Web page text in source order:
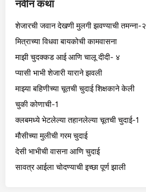
नवीन कथा
शेजारची जवान देखणी मुलगी झवण्याची तमन्ना-२
मित्राच्या विधवा बायकोची कामवासना
माझी चुदक्कड आई आणि चालू दीदी- ४
प्यासी भाभी शेजारी याराने झवली
माझ्या बहिणीच्या चूतची चुदाई शिक्षकाने केली
चुकी कोणाची-1
क्लबमध्ये भेटलेल्या तहानलेल्या चूतची चुदाई-1
मौसीच्या मुलीची गरम चुदाई
देसी भाभीची वासना आणि चुदाई
सावत्र आईला चोदण्याची इच्छा पूर्ण झाली